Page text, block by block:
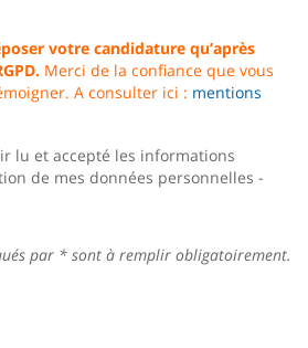
votre candidature qu’après
Merci de la confiance que vous
A consulter ici : mentions
lu et accepté les informations
de mes données personnelles -
par * sont à remplir obligatoirement.